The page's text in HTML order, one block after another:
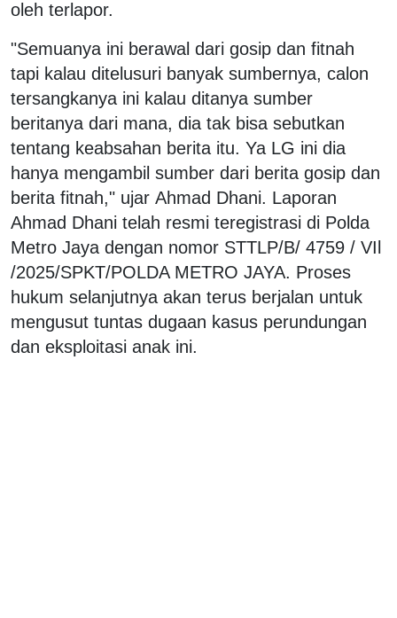
oleh terlapor.
"Semuanya ini berawal dari gosip dan fitnah
tapi kalau ditelusuri banyak sumbernya, calon
tersangkanya ini kalau ditanya sumber
beritanya dari mana, dia tak bisa sebutkan
tentang keabsahan berita itu. Ya LG ini dia
hanya mengambil sumber dari berita gosip dan
berita fitnah," ujar Ahmad Dhani. Laporan
Ahmad Dhani telah resmi teregistrasi di Polda
Metro Jaya dengan nomor STTLP/B/ 4759 / VIl
/2025/SPKT/POLDA METRO JAYA. Proses
hukum selanjutnya akan terus berjalan untuk
mengusut tuntas dugaan kasus perundungan
dan eksploitasi anak ini.